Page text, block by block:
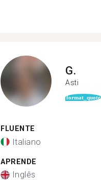
G.
Asti
format_quote
FLUENTE
Italiano
APRENDE
Inglês